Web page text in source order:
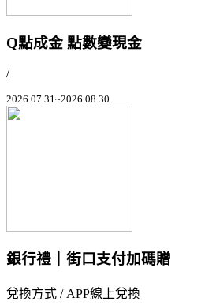
Q點成金 點數變現金
/
2026.07.31~2026.08.30
銀行禮｜街口支付加碼贈
兌換方式 / APP線上兌換